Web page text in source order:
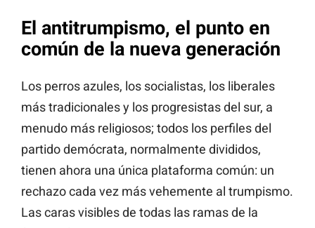
El antitrumpismo, el punto en
común de la nueva generación
Los perros azules, los socialistas, los liberales
más tradicionales y los progresistas del sur, a
menudo más religiosos; todos los perfiles del
partido demócrata, normalmente divididos,
tienen ahora una única plataforma común: un
rechazo cada vez más vehemente al trumpismo.
Las caras visibles de todas las ramas de la